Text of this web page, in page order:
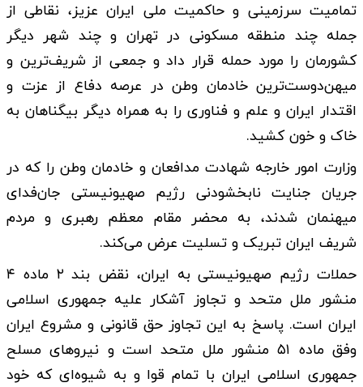
تمامیت سرزمینی و حاکمیت ملی ایران عزیز، نقاطی از
جمله چند منطقه مسکونی در تهران و چند شهر دیگر
کشورمان را مورد حمله قرار داد و جمعی از شریف‌ترین و
میهن‌دوست‌ترین خادمان وطن در عرصه دفاع از عزت و
اقتدار ایران و علم و فناوری را به همراه دیگر بیگناهان به
خاک و خون کشید.
وزارت امور خارجه شهادت مدافعان و خادمان وطن را که در
جریان جنایت نابخشودنی رژیم صهیونیستی جان‌فدای
میهنمان شدند، به محضر مقام معظم رهبری و مردم
شریف ایران تبریک و تسلیت عرض می‌کند.
حملات رژیم صهیونیستی به ایران، نقض بند ۲ ماده ۴
منشور ملل متحد و تجاوز آشکار علیه جمهوری اسلامی
ایران است. پاسخ به این تجاوز حق قانونی و مشروع ایران
وفق ماده ۵۱ منشور ملل متحد است و نیروهای مسلح
جمهوری اسلامی ایران با تمام قوا و به شیوه‌ای که خود